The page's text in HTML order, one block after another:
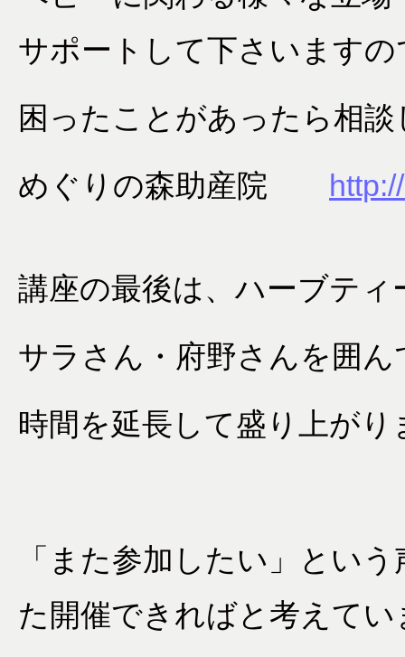
サポートして下さいますの
困ったことがあったら相
めぐりの森助産院
講座の最後は、ハーブテ
サラさん・府野さんを囲
時間を延長して盛り上がり
「また参加したい」とい
た開催できればと考えてい